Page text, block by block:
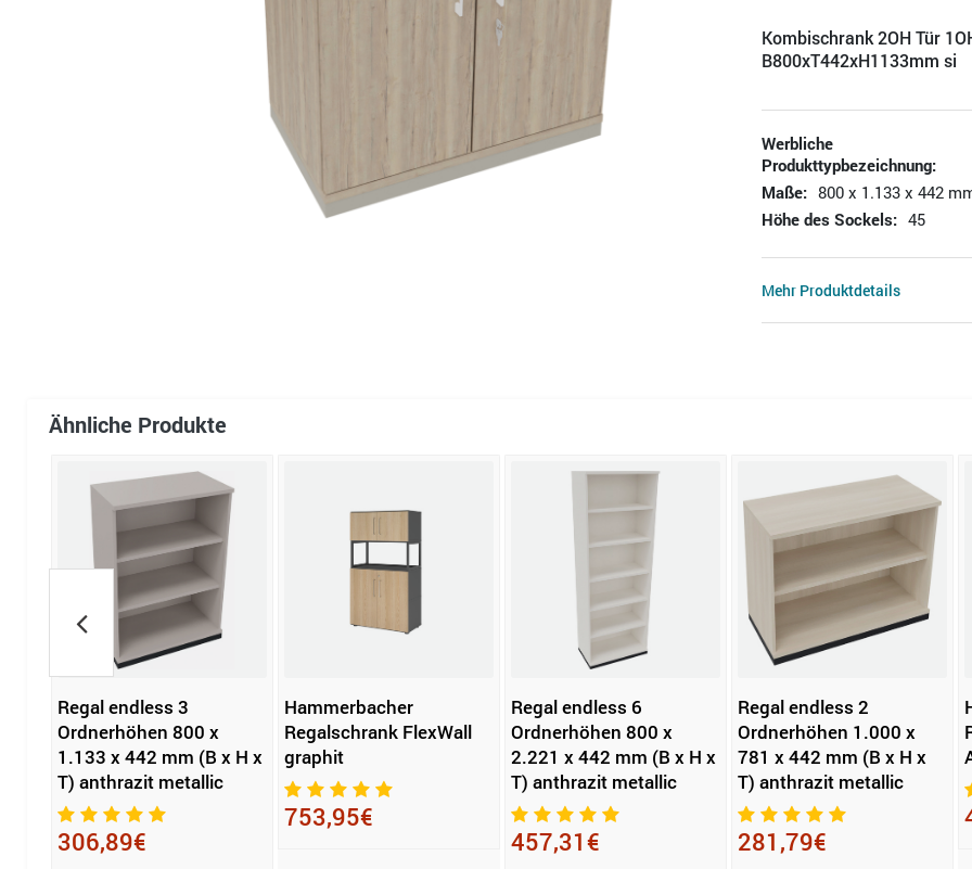
Kombischrank 2OH Tür
B800xT442xH1133mm si
Werbliche
Produkttypbezeichnung:
Maße: 800 x 1.133 x 442
Höhe des Sockels: 45
Mehr Produktdetails
Ähnliche Produkte
Regal endless 3
Ordnerhöhen 800 x
1.133 x 442 mm (B x H x
T) anthrazit metallic
306,89€
Hammerbacher
Regalschrank FlexWall
graphit
753,95€
Regal endless 6
Ordnerhöhen 800 x
2.221 x 442 mm (B x H x
T) anthrazit metallic
457,31€
Regal endless 2
Ordnerhöhen 1.000 x
781 x 442 mm (B x H x
T) anthrazit metallic
281,79€